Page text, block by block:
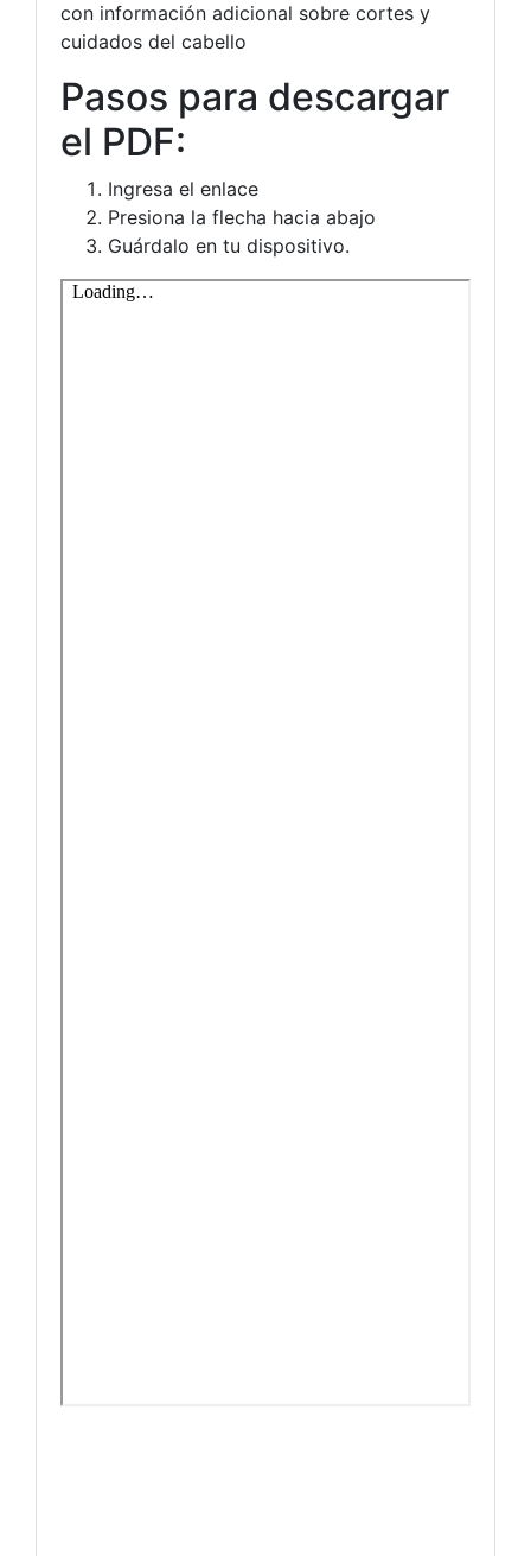
con información adicional sobre cortes y
cuidados del cabello
Pasos para descargar
el PDF:
Ingresa el enlace
Presiona la flecha hacia abajo
Guárdalo en tu dispositivo.